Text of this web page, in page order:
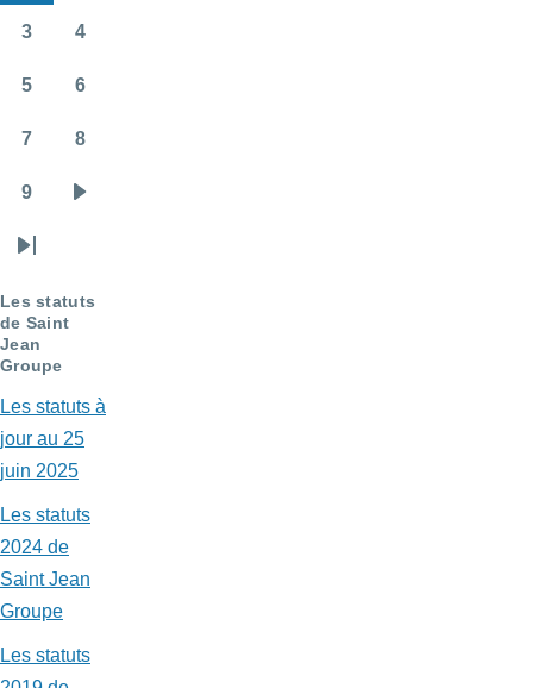
3 4
5 6
7 8
9
Dernière
page
Les statuts
de Saint
Jean
Groupe
Les statuts à
jour au 25
juin 2025
Les statuts
2024 de
Saint Jean
Groupe
Les statuts